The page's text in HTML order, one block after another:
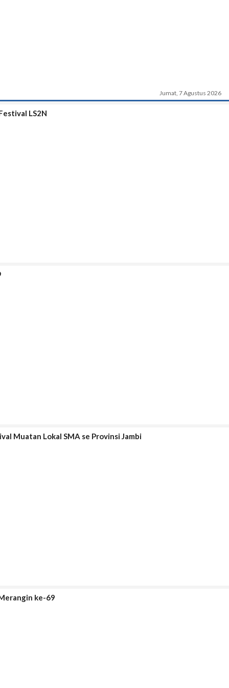
Jumat, 7 Agustus 2026
LS2N
Muatan Lokal SMA se Provinsi Jambi
ke-69